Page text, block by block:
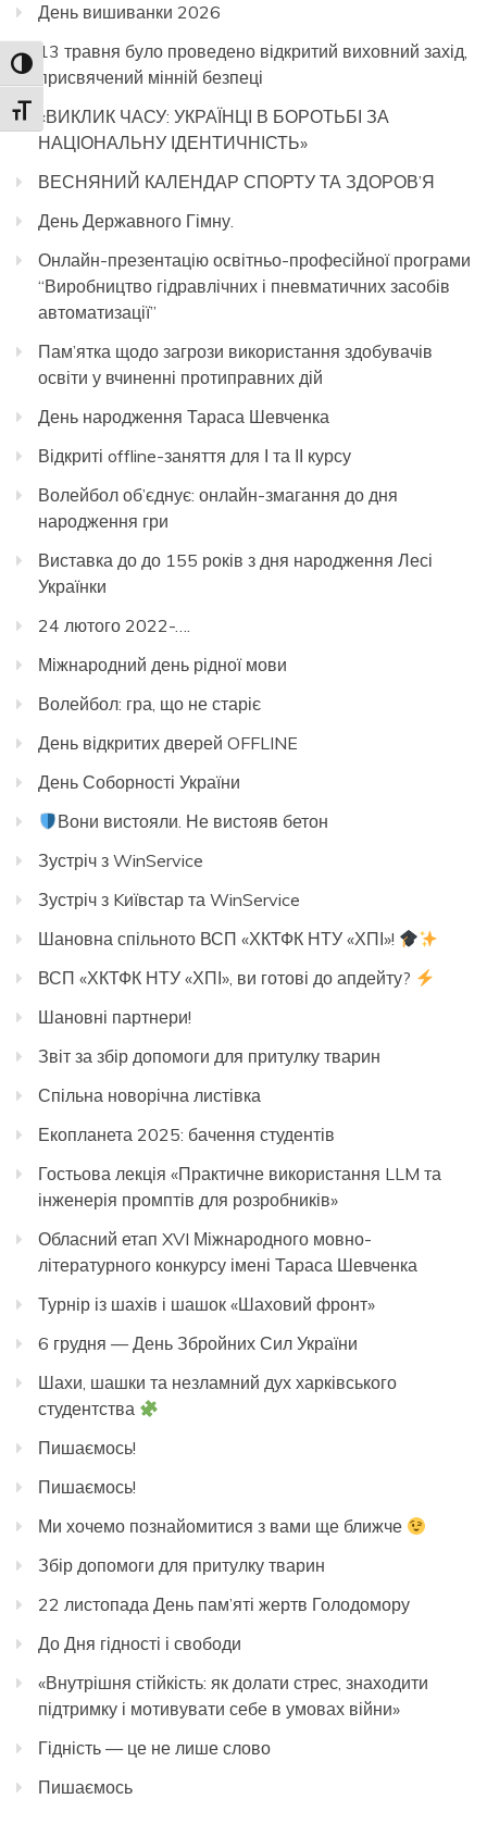
Toggle High Contrast
Toggle Font size
День вишиванки 2026
13 травня було проведено відкритий виховний захід,
присвячений мінній безпеці
«ВИКЛИК ЧАСУ: УКРАЇНЦІ В БОРОТЬБІ ЗА
НАЦІОНАЛЬНУ ІДЕНТИЧНІСТЬ»
ВЕСНЯНИЙ КАЛЕНДАР СПОРТУ ТА ЗДОРОВ’Я
День Державного Гімну.
Онлайн-презентацію освітньо-професійної програми
“Виробництво гідравлічних і пневматичних засобів
автоматизації”
Пам’ятка щодо загрози використання здобувачів
освіти у вчиненні протиправних дій
День народження Тараса Шевченка
Відкриті offline-заняття для І та ІІ курсу
Волейбол об’єднує: онлайн-змагання до дня
народження гри
Виставка до до 155 років з дня народження Лесі
Українки
24 лютого 2022-….
Міжнародний день рідної мови
Волейбол: гра, що не старіє
День відкритих дверей OFFLINE
День Соборності України
Вони вистояли. Не вистояв бетон
Зустріч з WinService
Зустріч з Kиївстар та WinService
Шановна спільното ВСП «ХКТФК НТУ «ХПІ»!
ВСП «ХКТФК НТУ «ХПІ», ви готові до апдейту?
Шановні партнери!
Звіт за збір допомоги для притулку тварин
Спільна новорічна листівка
Екопланета 2025: бачення студентів
Гостьова лекція «Практичне використання LLM та
інженерія промптів для розробників»
Обласний етап XVI Міжнародного мовно-
літературного конкурсу імені Тараса Шевченка
Турнір із шахів і шашок «Шаховий фронт»
6 грудня — День Збройних Сил України
Шахи, шашки та незламний дух харківського
студентства
Пишаємось!
Пишаємось!
Ми хочемо познайомитися з вами ще ближче
Збір допомоги для притулку тварин
22 листопада День пам’яті жертв Голодомору
До Дня гідності і свободи
«Внутрішня стійкість: як долати стрес, знаходити
підтримку і мотивувати себе в умовах війни»
Гідність — це не лише слово
Пишаємось